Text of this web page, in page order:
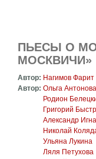
ПЬЕСЫ О
МОСКВИЧИ»
Автор: Нагимов Фарит
Автор: Ольга Антонова
Родион
Григорий
Александр
Николай
Ульяна Лукина
Ляля Петухова